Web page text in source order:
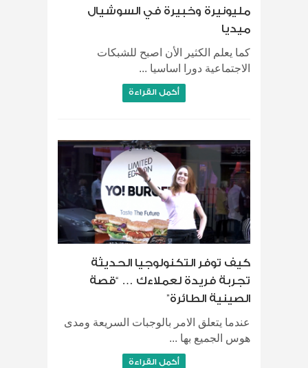
مليونيرة وخبيرة في السوشيال
ميديا
كما يعلم الكثير الأن اصبح للشبكات
الاجتماعية دورا اساسيا ...
أكمل القراءة
كيف توفر التكنولوجيا الحديثة
تجربة فريدة لعملاءك … “قصة
الصينية الطائرة”
عندما يتعلق الامر بالوجبات السريعة ومدى
هوس الجميع بها ...
أكمل القراءة